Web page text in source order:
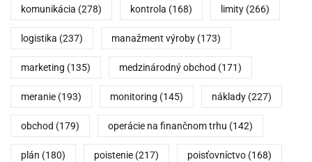
komunikácia (278) kontrola (168) limity (266)
logistika (237) manažment výroby (173)
marketing (135) medzinárodný obchod (171)
meranie (193) monitoring (145) náklady (227)
obchod (179) operácie na finančnom trhu (142)
plán (180) poistenie (217) poisťovníctvo (168)